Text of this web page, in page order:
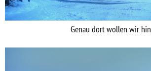
Genau dort wollen wir hin